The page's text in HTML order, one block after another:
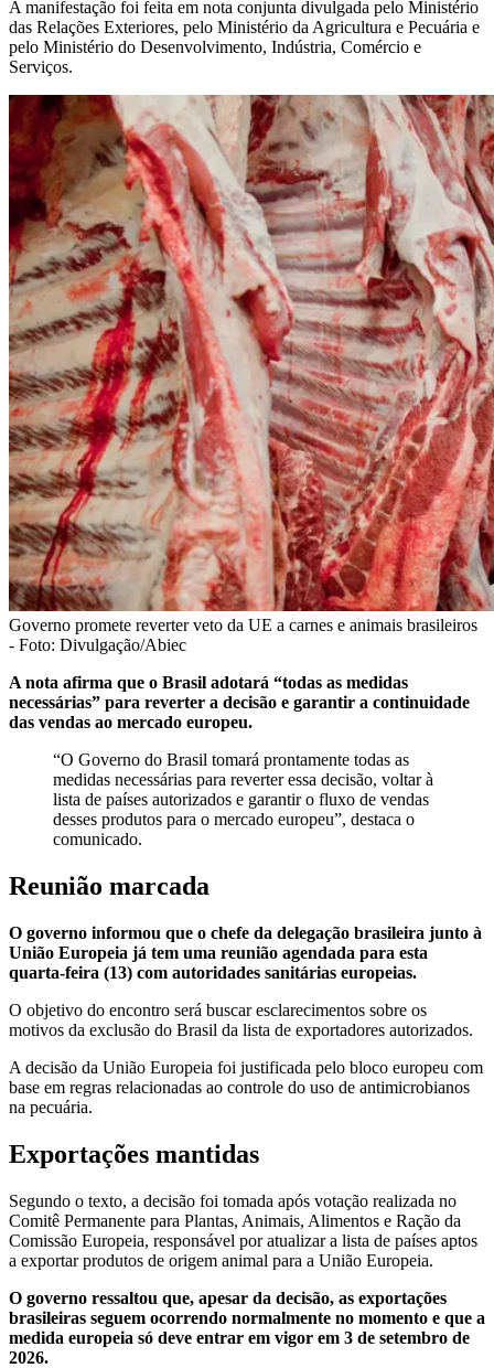
A manifestação foi feita em nota conjunta divulgada pelo Ministério
das Relações Exteriores, pelo Ministério da Agricultura e Pecuária e
pelo Ministério do Desenvolvimento, Indústria, Comércio e
Serviços.
Governo promete reverter veto da UE a carnes e animais brasileiros
- Foto: Divulgação/Abiec
A nota afirma que o Brasil adotará “todas as medidas
necessárias” para reverter a decisão e garantir a continuidade
das vendas ao mercado europeu.
“O Governo do Brasil tomará prontamente todas as
medidas necessárias para reverter essa decisão, voltar à
lista de países autorizados e garantir o fluxo de vendas
desses produtos para o mercado europeu”, destaca o
comunicado.
Reunião marcada
O governo informou que o chefe da delegação brasileira junto à
União Europeia já tem uma reunião agendada para esta
quarta-feira (13) com autoridades sanitárias europeias.
O objetivo do encontro será buscar esclarecimentos sobre os
motivos da exclusão do Brasil da lista de exportadores autorizados.
A decisão da União Europeia foi justificada pelo bloco europeu com
base em regras relacionadas ao controle do uso de antimicrobianos
na pecuária.
Exportações mantidas
Segundo o texto, a decisão foi tomada após votação realizada no
Comitê Permanente para Plantas, Animais, Alimentos e Ração da
Comissão Europeia, responsável por atualizar a lista de países aptos
a exportar produtos de origem animal para a União Europeia.
O governo ressaltou que, apesar da decisão, as exportações
brasileiras seguem ocorrendo normalmente no momento e que a
medida europeia só deve entrar em vigor em 3 de setembro de
2026.